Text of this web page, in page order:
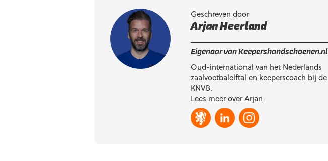
Geschreven door
Arjan Heerland
Eigenaar van Keepershandschoenen.nl
Oud-international van het Nederlands
zaalvoetbalelftal en keeperscoach bij de
KNVB.
Lees meer over Arjan